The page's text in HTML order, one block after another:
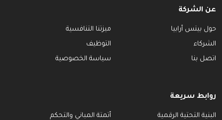
عن الشركة
حول بيتس أرابيا
ميزتنا التنافسية
الشركاء
التوظيف
اتصل بنا
سياسة الخصوصية
روابط سريعة
البنية التحتية الرقمية
أتمتة المباني والتحكم